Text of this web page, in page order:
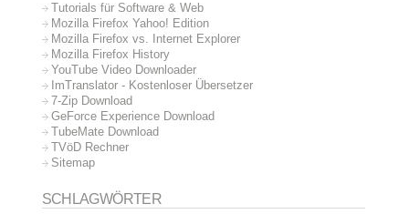
Tutorials für Software & Web
Mozilla Firefox Yahoo! Edition
Mozilla Firefox vs. Internet Explorer
Mozilla Firefox History
YouTube Video Downloader
ImTranslator - Kostenloser Übersetzer
7-Zip Download
GeForce Experience Download
TubeMate Download
TVöD Rechner
Sitemap
SCHLAGWÖRTER